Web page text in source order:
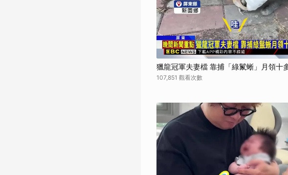
獵龍冠軍夫妻檔 靠捕「綠鬣蜥」月領十
107,851 觀看次數